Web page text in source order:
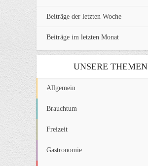
Beiträge der letzten Woche
Beiträge im letzten Monat
UNSERE THEMEN
Allgemein
Brauchtum
Freizeit
Gastronomie